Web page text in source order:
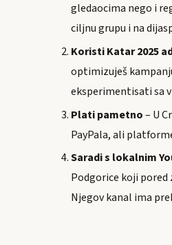
gledaocima nego i
ciljnu grupu i na
Koristi Katar 2025
optimizuješ
eksperimentisati sa
Plati pametno– U
PayPala, ali
Saradi s lokalnim
Podgorice koji pored
Njegov kanal ima